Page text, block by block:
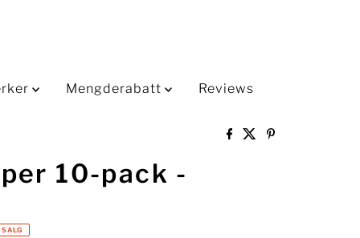
Mengderabatt Reviews
10-pack -
SALG